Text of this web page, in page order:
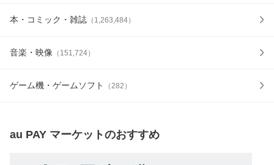
本・コミック・雑誌 （ 1,263,484）
音楽・映像 （ 151,724）
ゲーム機・ゲームソフト （282 ）
au PAY マーケットのおすすめ